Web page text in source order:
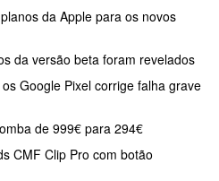
da Apple para os novos
da versão beta foram revelados
Google Pixel corrige falha grave
de 999€ para 294€
CMF Clip Pro com botão